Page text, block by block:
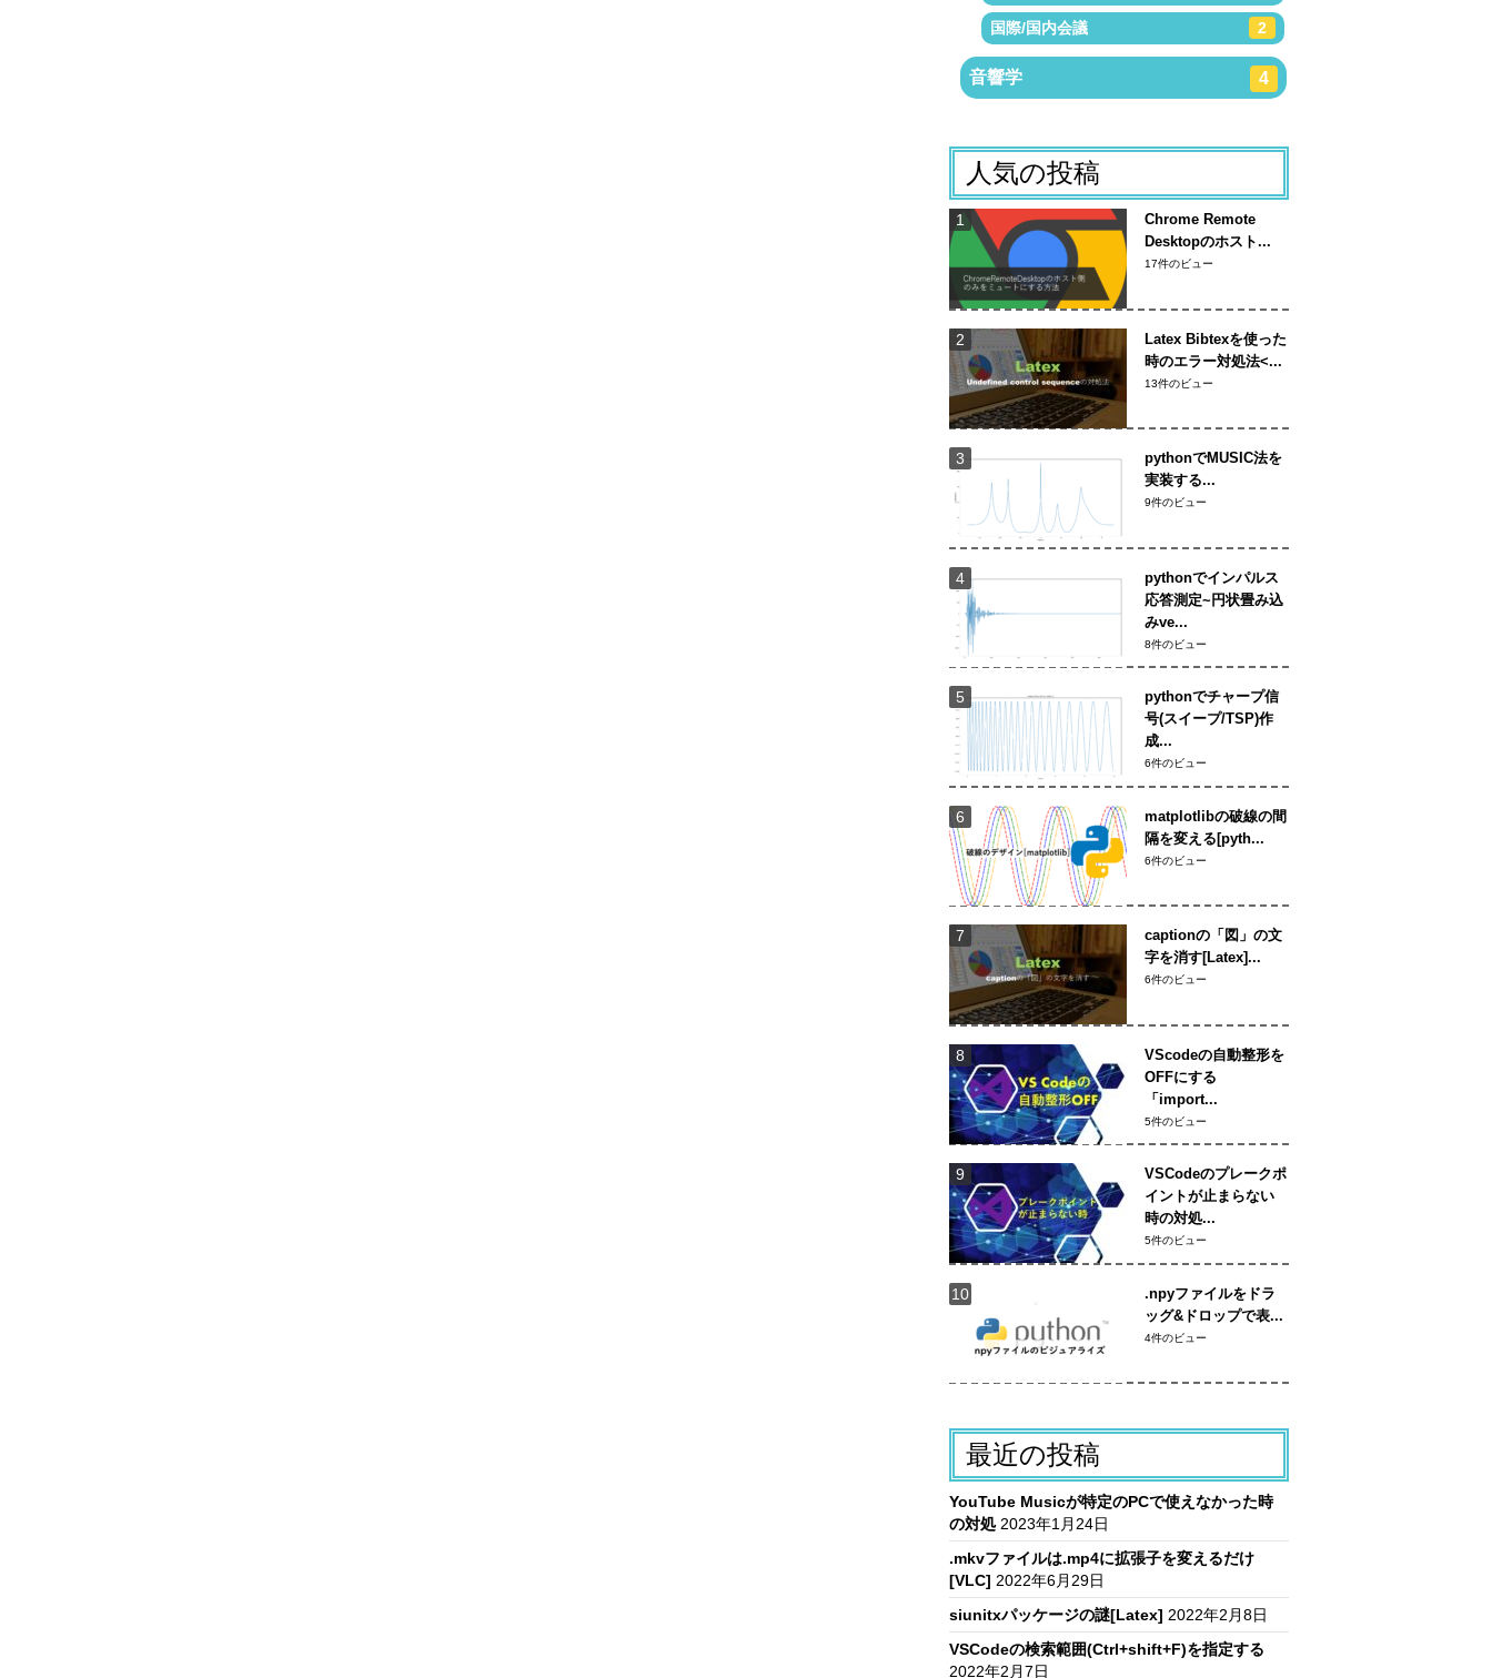
国際/国内会議 2
音響学 4
人気の投稿
Chrome Remote
Desktopのホスト...
17件のビュー
Latex Bibtexを使った
時のエラー対処法<...
13件のビュー
pythonでMUSIC法を
実装する...
9件のビュー
pythonでインパルス
応答測定~円状畳み込
みve...
8件のビュー
pythonでチャープ信
号(スイープ/TSP)作
成...
6件のビュー
matplotlibの破線の間
隔を変える[pyth...
6件のビュー
captionの「図」の文
字を消す[Latex]...
6件のビュー
VScodeの自動整形を
OFFにする
「import...
5件のビュー
VSCodeのプレークポ
イントが止まらない
時の対処...
5件のビュー
.npyファイルをドラ
ッグ&ドロップで表...
4件のビュー
最近の投稿
YouTube Musicが特定のPCで使えなかった時
の対処 2023年1月24日
.mkvファイルは.mp4に拡張子を変えるだけ
[VLC] 2022年6月29日
siunitxパッケージの謎[Latex] 2022年2月8日
VSCodeの検索範囲(Ctrl+shift+F)を指定する
2022年2月7日